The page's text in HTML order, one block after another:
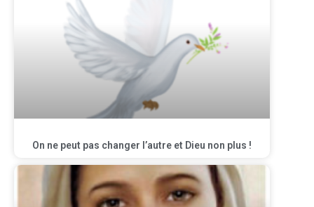
On ne peut pas changer l’autre et Dieu non plus !